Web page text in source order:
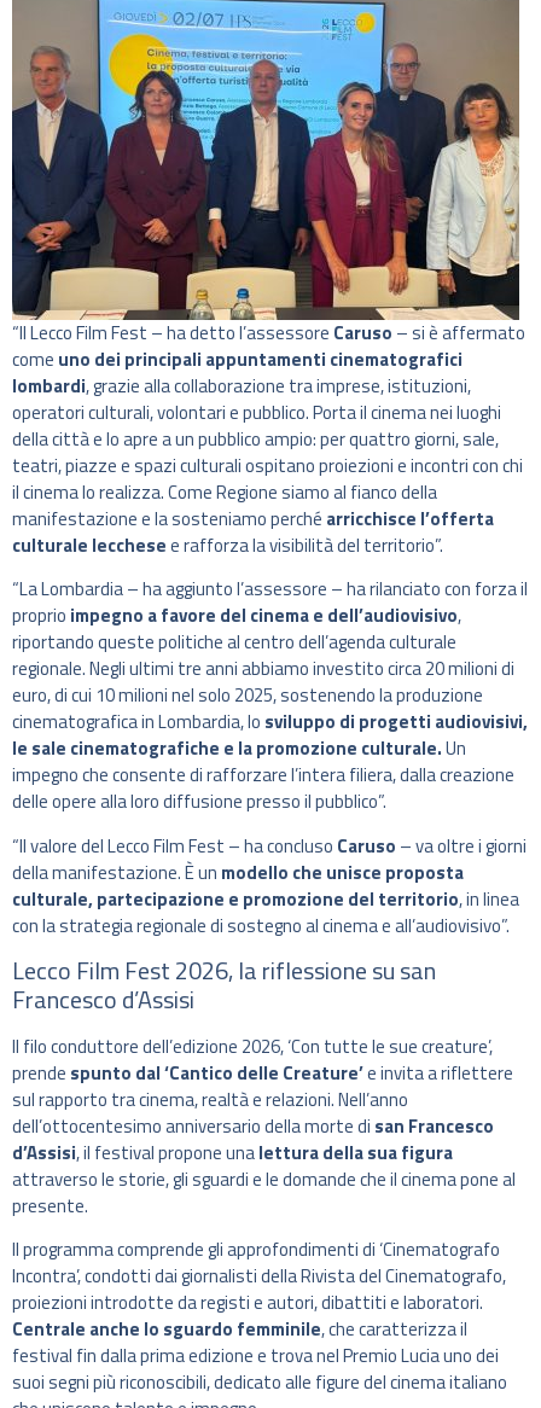
“Il Lecco Film Fest – ha detto l’assessore Caruso – si è affermato
come uno dei principali appuntamenti cinematografici
lombardi, grazie alla collaborazione tra imprese, istituzioni,
operatori culturali, volontari e pubblico. Porta il cinema nei luoghi
della città e lo apre a un pubblico ampio: per quattro giorni, sale,
teatri, piazze e spazi culturali ospitano proiezioni e incontri con chi
il cinema lo realizza. Come Regione siamo al fianco della
manifestazione e la sosteniamo perché arricchisce l’offerta
culturale lecchesee rafforza la visibilità del territorio”.
“La Lombardia – ha aggiunto l’assessore – ha rilanciato con forza il
proprio impegno a favore del cinema e dell’audiovisivo,
riportando queste politiche al centro dell’agenda culturale
regionale. Negli ultimi tre anni abbiamo investito circa 20 milioni di
euro, di cui 10 milioni nel solo 2025, sostenendo la produzione
cinematografica in Lombardia, lo sviluppo di progetti audiovisivi,
le sale cinematografiche e la promozione culturale.Un
impegno che consente di rafforzare l’intera filiera, dalla creazione
delle opere alla loro diffusione presso il pubblico”.
“Il valore del Lecco Film Fest – ha concluso Caruso – va oltre i giorni
della manifestazione. È un modello che unisce proposta
culturale, partecipazione e promozione del territorio, in linea
con la strategia regionale di sostegno al cinema e all’audiovisivo”.
Lecco Film Fest 2026, la riflessione su san
Francesco d’Assisi
Il filo conduttore dell’edizione 2026, ‘Con tutte le sue creature’,
prende spunto dal ‘Cantico delle Creature’e invita a riflettere
sul rapporto tra cinema, realtà e relazioni. Nell’anno
dell’ottocentesimo anniversario della morte di san Francesco
d’Assisi, il festival propone unalettura della sua figura
attraverso le storie, gli sguardi e le domande che il cinema pone al
presente.
Il programma comprende gli approfondimenti di ‘Cinematografo
Incontra’, condotti dai giornalisti della Rivista del Cinematografo,
proiezioni introdotte da registi e autori, dibattiti e laboratori.
Centrale anche lo sguardo femminile, che caratterizza il
festival fin dalla prima edizione e trova nel Premio Lucia uno dei
suoi segni più riconoscibili, dedicato alle figure del cinema italiano